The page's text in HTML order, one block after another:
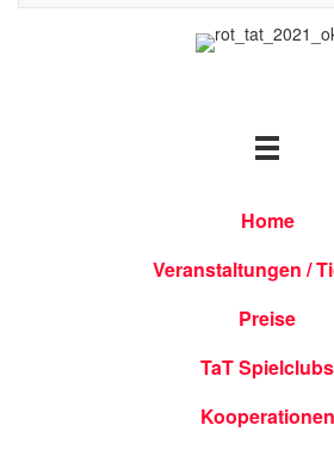
Home
Veranstaltungen /
Preise
TaT Spielclubs
Kooperationen